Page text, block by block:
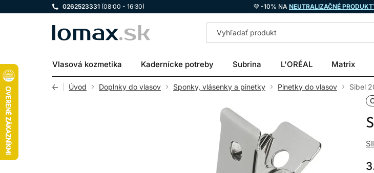
0262523331 (08:00 - 16:30) 💜 -10% NA NEUTRALIZAČNÉ
LOMAX
Vlasová kozmetika Kadernícke potreby Subrina L'ORÉAL Matrix
Úvod Doplnky do vlasov Sponky, vlásenky a pinetky Pinetky do vlasov
Sibel